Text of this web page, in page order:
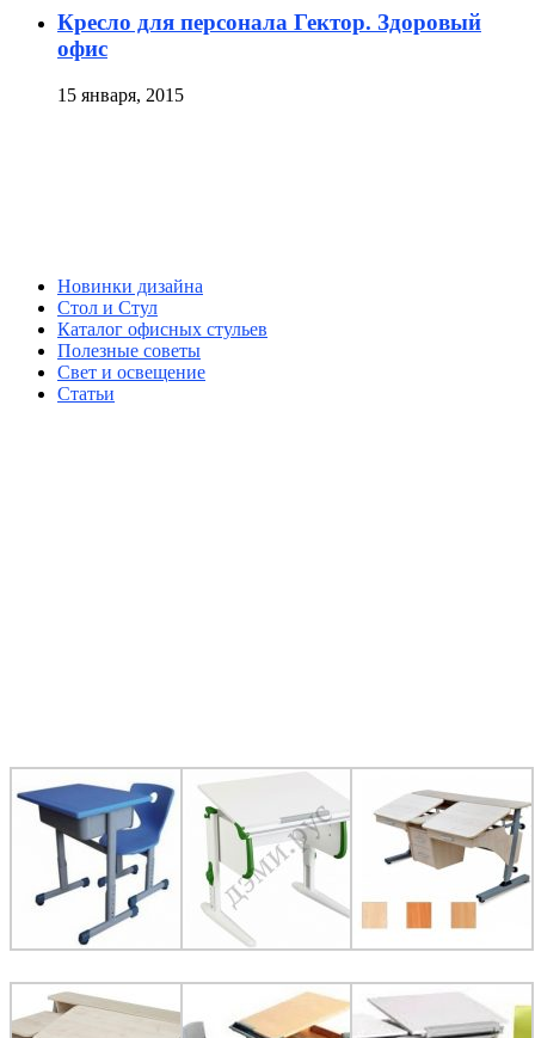
Кресло для персонала Гектор. Здоровый
офис
15 января, 2015
Новинки дизайна
Стол и Стул
Каталог офисных стульев
Полезные советы
Свет и освещение
Статьи